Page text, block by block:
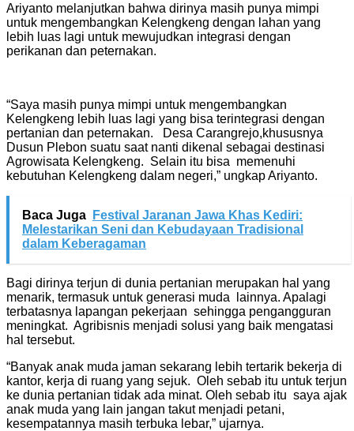
Ariyanto melanjutkan bahwa dirinya masih punya mimpi
untuk mengembangkan Kelengkeng dengan lahan yang
lebih luas lagi untuk mewujudkan integrasi dengan
perikanan dan peternakan.
“Saya masih punya mimpi untuk mengembangkan
Kelengkeng lebih luas lagi yang bisa terintegrasi dengan
pertanian dan peternakan. Desa Carangrejo,khususnya
Dusun Plebon suatu saat nanti dikenal sebagai destinasi
Agrowisata Kelengkeng. Selain itu bisa memenuhi
kebutuhan Kelengkeng dalam negeri,” ungkap Ariyanto.
Baca Juga
Festival Jaranan Jawa Khas Kediri:
Melestarikan Seni dan Kebudayaan Tradisional
dalam Keberagaman
Bagi dirinya terjun di dunia pertanian merupakan hal yang
menarik, termasuk untuk generasi muda lainnya. Apalagi
terbatasnya lapangan pekerjaan sehingga pengangguran
meningkat. Agribisnis menjadi solusi yang baik mengatasi
hal tersebut.
“Banyak anak muda jaman sekarang lebih tertarik bekerja di
kantor, kerja di ruang yang sejuk. Oleh sebab itu untuk terjun
ke dunia pertanian tidak ada minat. Oleh sebab itu saya ajak
anak muda yang lain jangan takut menjadi petani,
kesempatannya masih terbuka lebar,” ujarnya.